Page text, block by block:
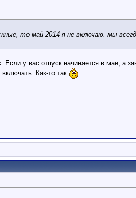
то май 2014 я не включаю. мы
Если у вас отпуск начинается в мае, а
Как-то так.